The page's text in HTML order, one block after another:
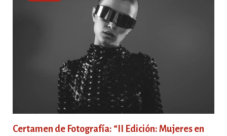
Certamen de Fotografía: “II Edición: Mujeres en